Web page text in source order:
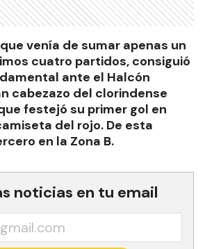
venía de sumar apenas un
cuatro partidos, consiguió
ante el Halcón
cabezazo del clorindense
festejó su primer gol en
del rojo. De esta
en la Zona B.
noticias en tu email